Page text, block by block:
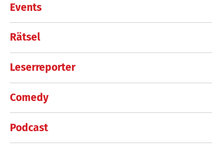
Events
Rätsel
Leserreporter
Comedy
Podcast